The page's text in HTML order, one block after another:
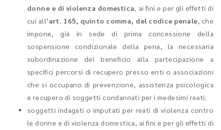
donne e di violenza domestica , ai fini e per gli effetti di
cui all’art. 165, quinto comma, del codice penale , che
impone, già in sede di prima concessione della
sospensione condizionale della pena, la necessaria
subordinazione del beneficio alla partecipazione a
specifici percorsi di recupero presso enti o associazioni
che si occupano di prevenzione, assistenza psicologica
e recupero di soggetti condannati per i medesimi reati;
soggetti indagati o imputati per reati di violenza contro
le donne e di violenza domestica, ai fini e per gli effetti di